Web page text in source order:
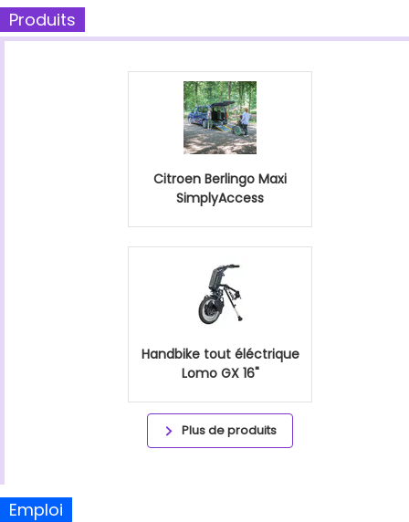
Produits
Citroen Berlingo Maxi
SimplyAccess
Handbike tout éléctrique
Lomo GX 16"
Plus de produits
Emploi